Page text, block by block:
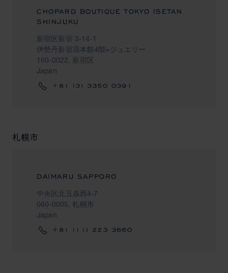
CHOPARD BOUTIQUE TOKYO ISETAN
SHINJUKU
新宿区新宿 3-14-1
伊勢丹新宿店本館4階=ジュエリー
160-0022, 新宿区
Japan
+81 (3) 3350 0391
札幌市
DAIMARU SAPPORO
中央区北五条西4-7
060-0005, 札幌市
Japan
+81 (11) 223 3660